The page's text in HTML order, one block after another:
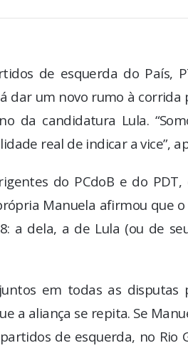
de esquerda do País,
dar um novo rumo à corrida
da candidatura Lula.
real de indicar a vice”,
do PCdoB e do
Manuela afirmou que
a dela, a de Lula (ou de
em todas as disputas
a aliança se repita. Se
de esquerda, no Rio